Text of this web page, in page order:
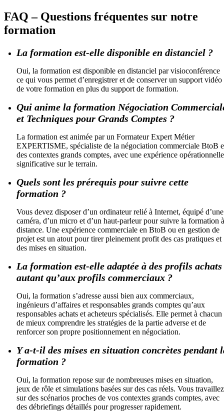
FAQ – Questions fréquentes sur notre
formation
La formation est-elle disponible en distanciel ?
Oui, la formation est disponible en distanciel par visioconférence
ce qui vous permet d’enregistrer et de conserver un support vidéo
de votre formation en plus du support de formation.
Qui anime la formation Négociation
et Techniques pour Grands Comptes ?
La formation est animée par un Formateur Expert Métier
EXPERTISME, spécialiste de la négociation commerciale BtoB
des contextes grands comptes, avec une expérience opérationnelle
significative sur le terrain.
Quels sont les prérequis pour suivre cette
formation ?
Vous devez disposer d’un ordinateur relié à Internet, équipé d’une
caméra, d’un micro et d’un haut-parleur pour suivre la formation à
distance. Une expérience commerciale en BtoB ou en gestion de
projet est un atout pour tirer pleinement profit des cas pratiques et
des mises en situation.
La formation est-elle adaptée à des profils achats
autant qu’aux profils commerciaux ?
Oui, la formation s’adresse aussi bien aux commerciaux,
ingénieurs d’affaires et responsables grands comptes qu’aux
responsables achats et acheteurs spécialisés. Elle permet à chacun
de mieux comprendre les stratégies de la partie adverse et de
renforcer son propre positionnement en négociation.
Y a-t-il des mises en situation concrètes pendant
formation ?
Oui, la formation repose sur de nombreuses mises en situation,
jeux de rôle et simulations basées sur des cas réels. Vous travaillez
sur des scénarios proches de vos contextes grands comptes, avec
des débriefings détaillés pour progresser rapidement.